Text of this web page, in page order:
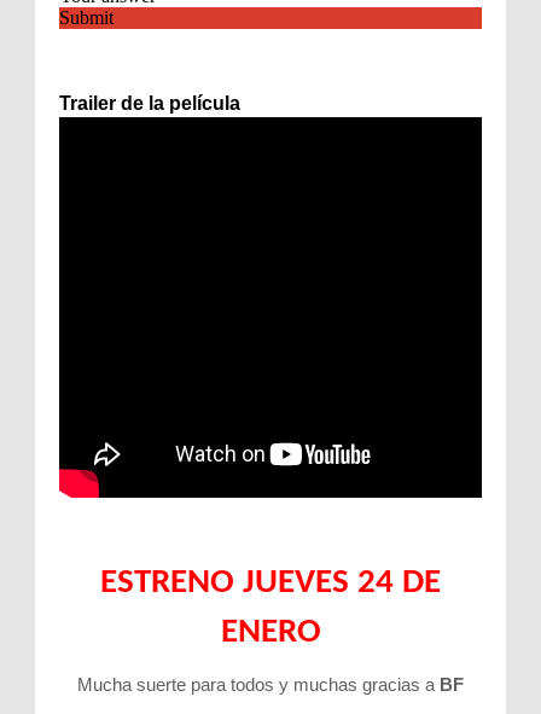
Trailer de la película
ESTRENO JUEVES 24 DE
ENERO
Mucha suerte para todos y muchas gracias a BF